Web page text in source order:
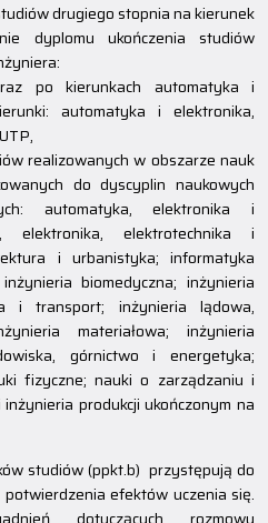
drugiego stopnia na kierunek
dyplomu ukończenia studiów
po kierunkach automatyka i
automatyka i elektronika,
realizowanych w obszarze nauk
do dyscyplin naukowych
automatyka, elektronika i
elektronika, elektrotechnika i
i urbanistyka; informatyka
biomedyczna; inżynieria
i transport; inżynieria lądowa,
materiałowa; inżynieria
górnictwo i energetyka;
fizyczne; nauki o zarządzaniu i
produkcji ukończonym na
studiów (ppkt.b) przystępują do
efektów uczenia się.